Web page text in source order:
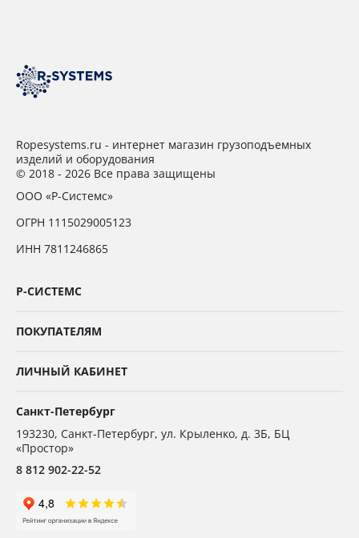
Ropesystems.ru - интернет магазин грузоподъемных
изделий и оборудования
© 2018 - 2026 Все права защищены
ООО «Р-Системс»
ОГРН 1115029005123
ИНН 7811246865
Р-СИСТЕМС
ПОКУПАТЕЛЯМ
ЛИЧНЫЙ КАБИНЕТ
Санкт-Петербург
193230, Санкт-Петербург, ул. Крыленко, д. 3Б, БЦ
«Простор»
8 812 902-22-52